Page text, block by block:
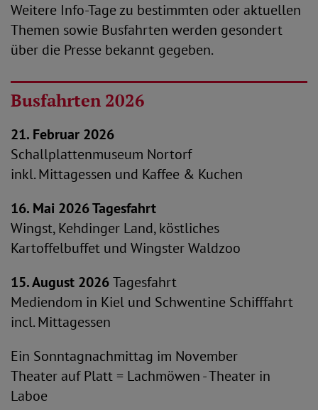
Weitere Info-Tage zu bestimmten oder aktuellen
Themen sowie Busfahrten werden gesondert
über die Presse bekannt gegeben.
Busfahrten 2026
21. Februar 2026
Schallplattenmuseum Nortorf
inkl. Mittagessen und Kaffee & Kuchen
16. Mai 2026 Tagesfahrt
Wingst, Kehdinger Land, köstliches
Kartoffelbuffet und Wingster Waldzoo
15. August 2026Tagesfahrt
Mediendom in Kiel und Schwentine Schifffahrt
incl. Mittagessen
Ein Sonntagnachmittag im November
Theater auf Platt = Lachmöwen - Theater in
Laboe